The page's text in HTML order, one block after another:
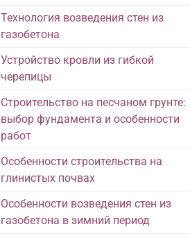
Технология возведения стен из
газобетона
Устройство кровли из гибкой
черепицы
Строительство на песчаном грунте:
выбор фундамента и особенности
работ
Особенности строительства на
глинистых почвах
Особенности возведения стен из
газобетона в зимний период